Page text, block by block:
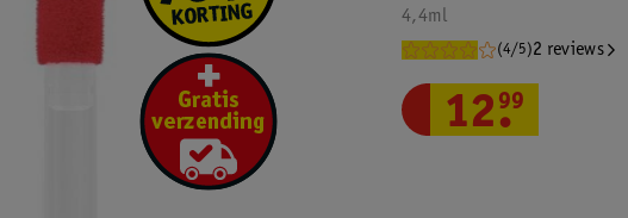
4,4ml
(4/5)2 reviews
12.
99